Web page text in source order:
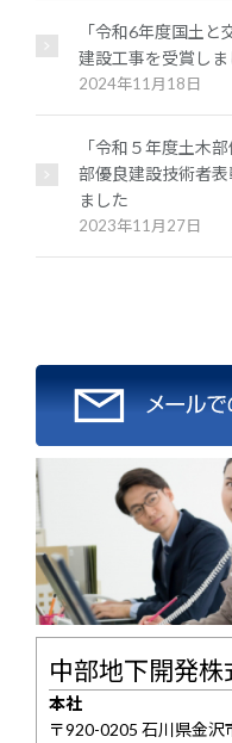
「令和6年度国土
建設工事を受賞しま
2024年11月18日
「令和５年度土木
部優良建設技術者
ました
2023年11月27日
中部地下開発株
本社
〒920-0205 石川県金沢